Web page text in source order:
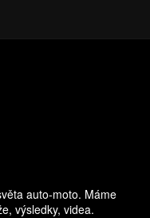
auto-moto. Máme
výsledky, videa.